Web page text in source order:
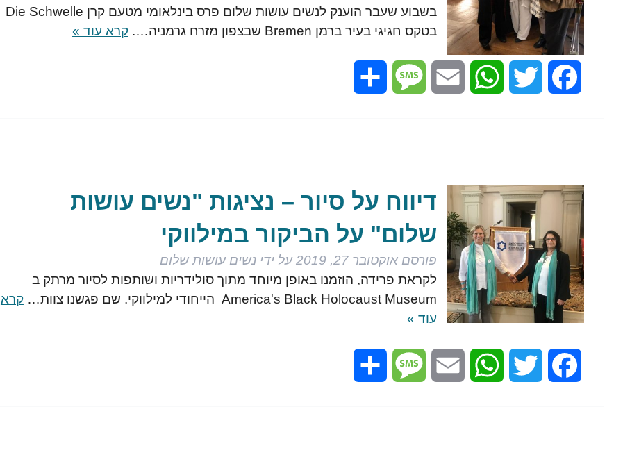
בשבוע שעבר הוענק לנשים עושות שלום פרס בינלאומי מטעם קרן Die Schwelle
בטקס חגיגי בעיר ברמן Bremen שבצפון מזרח גרמניה….
קרא עוד »
Facebook
Twitter
WhatsApp
Email
Message
דיווח על סיור – נציגות "נשים עושות
שלום" על הביקור במילווקי
פורסםאוקטובר 27, 2019 על ידי נשים עושות שלום
לקראת פרידה, הוזמנו באופן מיוחד מתוך סולידריות ושותפות לסיור מרתק ב
America's Black Holocaust Museum הייחודי למילווקי. שם פגשנו צוות…
קרא
עוד »
Facebook
Twitter
WhatsApp
Email
Message